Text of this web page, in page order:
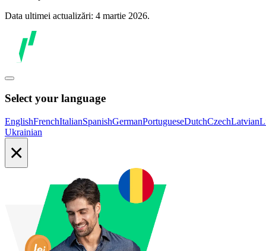
Data ultimei actualizări: 4 martie 2026.
Select your language
EnglishFrenchItalianSpanishGermanPortugueseDutchCzechLatvian
Ukrainian
×